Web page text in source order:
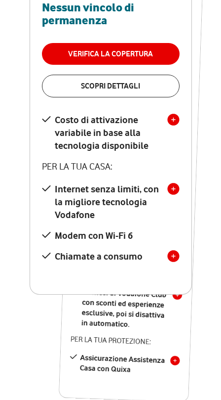
Nessun vincolo di
permanenza
VERIFICA LA COPERTURA
SCOPRI DETTAGLI
Costo di attivazione
variabile in base alla
tecnologia disponibile
PER LA TUA CASA:
Internet senza limiti, con
la migliore tecnologia
Vodafone
Modem con Wi-Fi 6
Chiamate a consumo
RETE FISSA + VODAFONE CLUB
29,95€
permanenza
VERIFICA LA COPERTURA
Costo di attivazione
variabile in base alla
tecnologia disponibile
PER LA TUA CASA:
Internet senza limiti, con
la migliore tecnologia
Vodafone
Modem Seven con Wi-Fi 7
Chiamate illimitate verso
numeri fissi e mobili
nazionali
12 mesi di Vodafone Club
con sconti ed esperienze
esclusive, poi si disattiva
in automatico.
PER LA TUA PROTEZIONE:
Assicurazione Assistenza
Casa con Quixa